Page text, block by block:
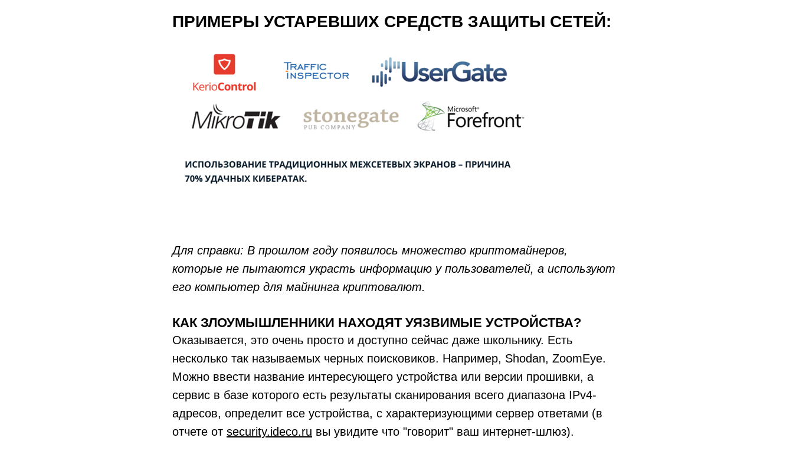
ПРИМЕРЫ УСТАРЕВШИХ СРЕДСТВ ЗАЩИТЫ СЕТЕЙ:
Для справки: В прошлом году появилось множество криптомайнеров,
которые не пытаются украсть информацию у пользователей, а используют
его компьютер для майнинга криптовалют.
КАК ЗЛОУМЫШЛЕННИКИ НАХОДЯТ УЯЗВИМЫЕ УСТРОЙСТВА?
Оказывается, это очень просто и доступно сейчас даже школьнику. Есть
несколько так называемых черных поисковиков. Например, Shodan, ZoomEye.
Можно ввести название интересующего устройства или версии прошивки, а
сервис в базе которого есть результаты сканирования всего диапазона IPv4-
адресов, определит все устройства, с характеризующими сервер ответами (в
отчете от security.ideco.ru вы увидите что "говорит" ваш интернет-шлюз).